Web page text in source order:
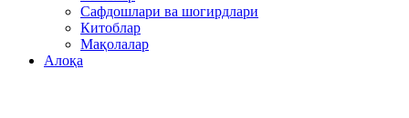
Сафдошлари ва шогирдлари
Китоблар
Мақолалар
Алоқа